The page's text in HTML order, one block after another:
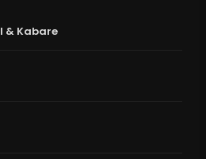
& Kabare